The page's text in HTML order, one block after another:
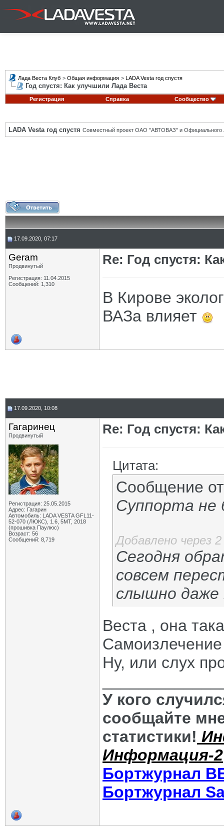
Лада Веста Клуб > Общая информация > LADA Vesta год спустя
Год спустя: Как улучшили Лада Веста
Регистрация Справка Сообщество
LADA Vesta год спустя Совместный проект ОАО "АВТОВАЗ" и Официального
17.09.2020, 07:17
Geram
Продвинутый
Регистрация: 11.04.2015
Сообщений: 1,310
Re: Год спустя:
В Кирове
ВАЗа влияет
17.09.2020, 10:08
Гагаринец
Продвинутый
Регистрация: 25.05.2015
Адрес: Гагарин
Автомобиль: LADA VESTA GFL11-
52-070 (ЛЮКС), 1.6, 5МТ, 2018
(прошивка Паулюс)
Возраст: 56
Сообщений: 8,719
Re: Год спустя:
Цитата:
Сообщение
Суппорта не
Добавлено через
Сегодня
совсем
слышно даже
Веста , она
Ну, или слух
У кого
сообщайте
статистики!
Информация-2
Бортжурнал
Бортжурнал